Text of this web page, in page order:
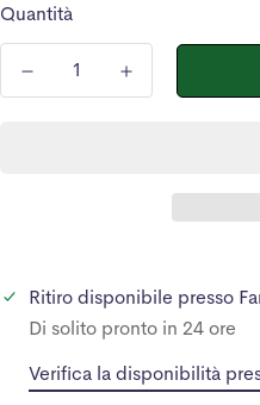
Quantità
Ritiro disponibile presso
Di solito pronto in 24 ore
Verifica la disponibilità